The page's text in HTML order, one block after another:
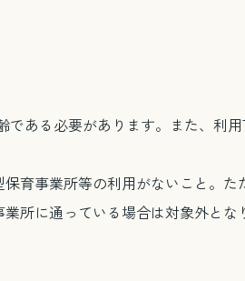
である必要があります。また、利
育事業所等の利用がないこと。
所に通っている場合は対象外とな